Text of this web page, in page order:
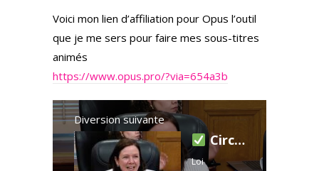
Voici mon lien d’affiliation pour Opus l’outil
que je me sers pour faire mes sous-titres
animés
https://www.opus.pro/?via=654a3b
Diversion suivante
Circonscriptions renommées : un geste plus qu’un symbole - 28 mai 2025
Loi